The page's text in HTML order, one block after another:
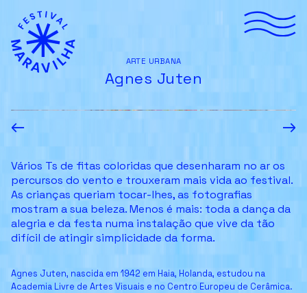
ARTE URBANA
Agnes Juten
← →
Vários Ts de fitas coloridas que desenharam no ar os
percursos do vento e trouxeram mais vida ao festival.
As crianças queriam tocar-lhes, as fotografias
mostram a sua beleza. Menos é mais: toda a dança da
alegria e da festa numa instalação que vive da tão
difícil de atingir simplicidade da forma.
Agnes Juten, nascida em 1942 em Haia, Holanda, estudou na
Academia Livre de Artes Visuais e no Centro Europeu de Cerâmica.